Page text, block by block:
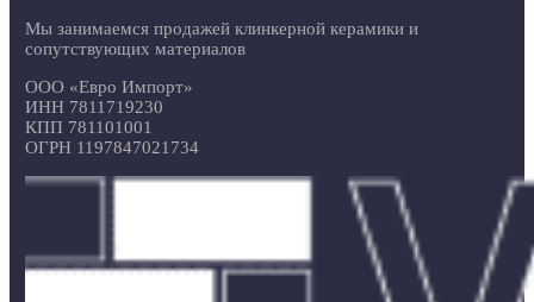
Мы занимаемся продажей клинкерной керамики и
сопутствующих материалов
ООО «Евро Импорт»
ИНН 7811719230
КПП 781101001
ОГРН 1197847021734